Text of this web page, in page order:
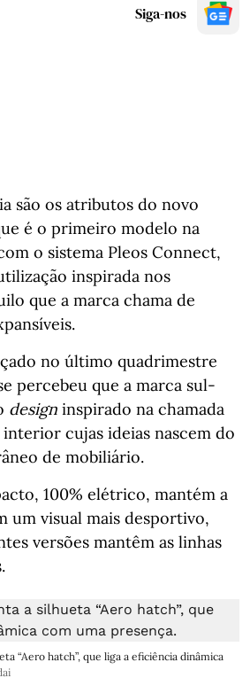
Siga-nos
são os atributos do novo
é o primeiro modelo na
o sistema Pleos Connect,
inspirada nos
que a marca chama de
no último quadrimestre
percebeu que a marca sul-
design inspirado na chamada
interior cujas ideias nascem do
de mobiliário.
100% elétrico, mantém a
um visual mais desportivo,
versões mantêm as linhas
“Aero hatch”, que liga a eficiência dinâmica